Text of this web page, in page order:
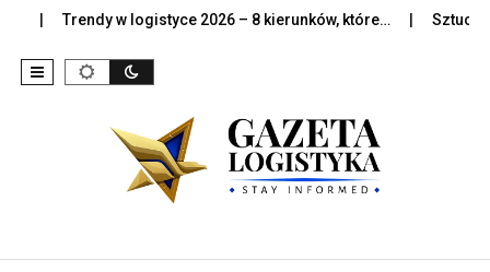
Trendy w logistyce 2026 – 8 kierunków, które… Sztuczna